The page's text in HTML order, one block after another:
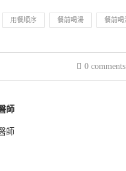
用餐順序 餐前喝湯 餐前喝
0 comments
師
師